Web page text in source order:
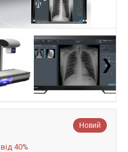
❯
Новий
40%